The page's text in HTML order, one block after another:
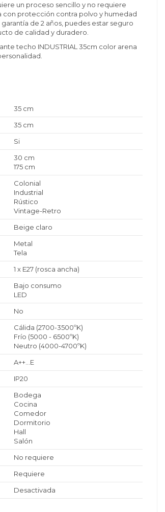
un proceso sencillo y no requiere
con protección contra polvo y humedad
de 2 años, puedes estar seguro
de calidad y duradero.
techo INDUSTRIAL 35cm color arena
35 cm
35 cm
Si
30 cm
175 cm
Colonial
Industrial
Rústico
Vintage-Retro
Beige claro
Metal
Tela
1 x E27 (rosca ancha)
Bajo consumo
LED
No
Cálida (2700-3500ºK)
Frío (5000 - 6500ºK)
Neutro (4000-4700ºK)
A++...E
IP20
Bodega
Cocina
Comedor
Dormitorio
Hall
Salón
No requiere
Requiere
Desactivada